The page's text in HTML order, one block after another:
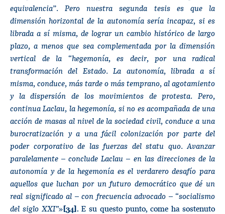
equivalencia”. Pero nuestra segunda tesis es que la
dimensión horizontal de la autonomía sería incapaz, si es
librada a sí misma, de lograr un cambio histórico de largo
plazo, a menos que sea complementada por la dimensión
vertical de la “hegemonía, es decir, por una radical
transformación del Estado. La autonomía, librada a sí
misma, conduce, más tarde o más temprano, al agotamiento
y la dispersión de los movimientos de protesta. Pero,
continua Laclau, la hegemonía, si no es acompañada de una
acción de masas al nivel de la sociedad civil, conduce a una
burocratización y a una fácil colonización por parte del
poder corporativo de las fuerzas del statu quo. Avanzar
paralelamente – conclude Laclau – en las direcciones de la
autonomía y de la hegemonía es el verdarero desafío para
aquellos que luchan por un futuro democrático que dé un
real significado al – con frecuencia advocado – “socialismo
del siglo XXI”»[34]. E su questo punto, come ha sostenuto